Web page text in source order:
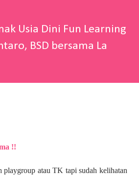
Usia Dini Fun Learning
BSD bersama La
!!
playgroup atau TK tapi sudah kelihatan